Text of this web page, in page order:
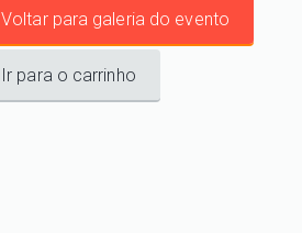
Voltar para galeria do evento
Ir para o carrinho